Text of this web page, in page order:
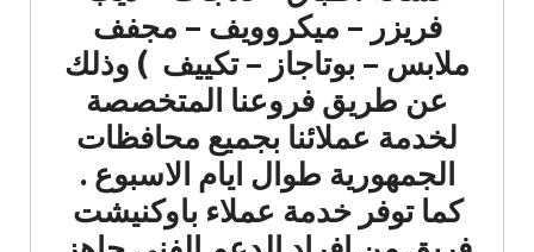
فريزر – ميكروويف – مجفف
ملابس – بوتاجاز – تكييف ) وذلك
عن طريق فروعنا المتخصصة
لخدمة عملائنا بجميع محافظات
الجمهورية طوال ايام الاسبوع .
كما توفر خدمة عملاء باوكنيشت